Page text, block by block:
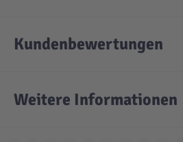
Kundenbewertungen
Weitere Informationen